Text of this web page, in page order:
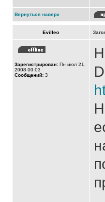
Вернуться наверх
Evilleo
Зарегистрирован: Пн июл 21,
2008 00:03
Сообщений: 3